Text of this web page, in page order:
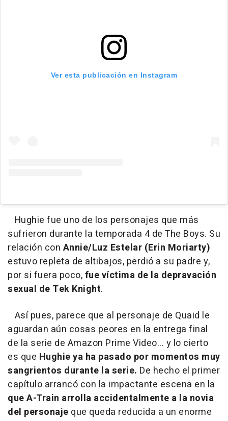
Ver esta publicación en Instagram
Hughie fue uno de los personajes que más
sufrieron durante la temporada 4 de The Boys. Su
relación con Annie/Luz Estelar (Erin Moriarty)
estuvo repleta de altibajos, perdió a su padre y,
por si fuera poco,fue víctima de la depravación
sexual de Tek Knight.
Así pues, parece que al personaje de Quaid le
aguardan aún cosas peores en la entrega final
de la serie de Amazon Prime Video... y lo cierto
es que Hughie ya ha pasado por momentos muy
sangrientos durante la serie. De hecho el primer
capítulo arrancó con la impactante escena en la
que A-Train arrolla accidentalmente a la novia
del personaje que queda reducida a un enorme